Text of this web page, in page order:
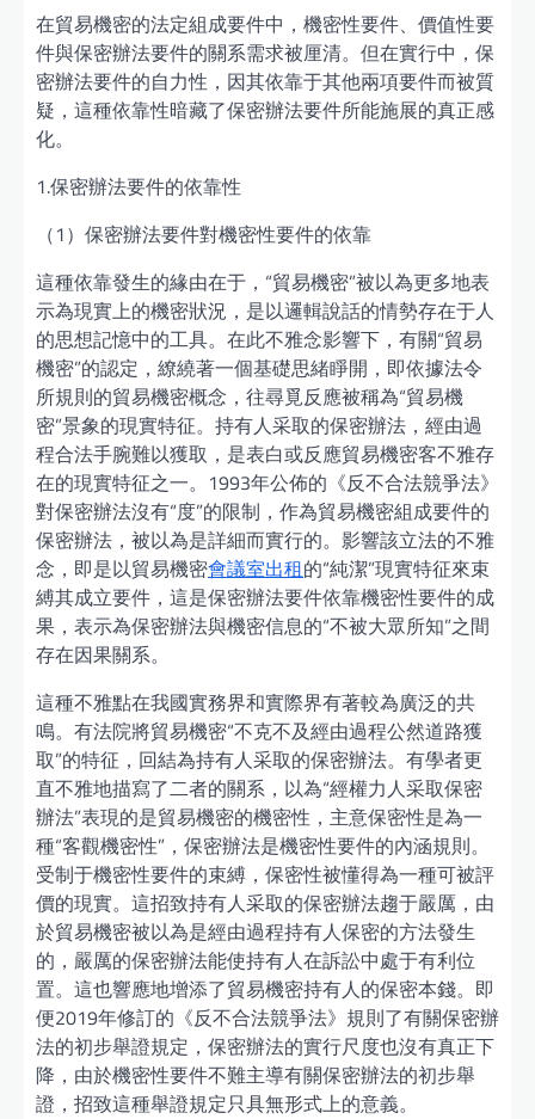
在貿易機密的法定組成要件中，機密性要件、價值性要
件與保密辦法要件的關系需求被厘清。但在實行中，保
密辦法要件的自力性，因其依靠于其他兩項要件而被質
疑，這種依靠性暗藏了保密辦法要件所能施展的真正感
化。
1.保密辦法要件的依靠性
（1）保密辦法要件對機密性要件的依靠
這種依靠發生的緣由在于，“貿易機密”被以為更多地表
示為現實上的機密狀況，是以邏輯說話的情勢存在于人
的思想記憶中的工具。在此不雅念影響下，有關“貿易
機密”的認定，繚繞著一個基礎思緒睜開，即依據法令
所規則的貿易機密概念，往尋覓反應被稱為“貿易機
密”景象的現實特征。持有人采取的保密辦法，經由過
程合法手腕難以獲取，是表白或反應貿易機密客不雅存
在的現實特征之一。1993年公佈的《反不合法競爭法》
對保密辦法沒有“度”的限制，作為貿易機密組成要件的
保密辦法，被以為是詳細而實行的。影響該立法的不雅
念，即是以貿易機密會議室出租的“純潔”現實特征來束
縛其成立要件，這是保密辦法要件依靠機密性要件的成
果，表示為保密辦法與機密信息的“不被大眾所知”之間
存在因果關系。
這種不雅點在我國實務界和實際界有著較為廣泛的共
鳴。有法院將貿易機密“不克不及經由過程公然道路獲
取”的特征，回結為持有人采取的保密辦法。有學者更
直不雅地描寫了二者的關系，以為“經權力人采取保密
辦法”表現的是貿易機密的機密性，主意保密性是為一
種“客觀機密性”，保密辦法是機密性要件的內涵規則。
受制于機密性要件的束縛，保密性被懂得為一種可被評
價的現實。這招致持有人采取的保密辦法趨于嚴厲，由
於貿易機密被以為是經由過程持有人保密的方法發生
的，嚴厲的保密辦法能使持有人在訴訟中處于有利位
置。這也響應地增添了貿易機密持有人的保密本錢。即
便2019年修訂的《反不合法競爭法》規則了有關保密辦
法的初步舉證規定，保密辦法的實行尺度也沒有真正下
降，由於機密性要件不難主導有關保密辦法的初步舉
證，招致這種舉證規定只具無形式上的意義。